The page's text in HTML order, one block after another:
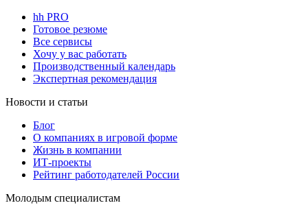
hh PRO
Готовое резюме
Все сервисы
Хочу у вас работать
Производственный календарь
Экспертная рекомендация
Новости и статьи
Блог
О компаниях в игровой форме
Жизнь в компании
ИТ-проекты
Рейтинг работодателей России
Молодым специалистам